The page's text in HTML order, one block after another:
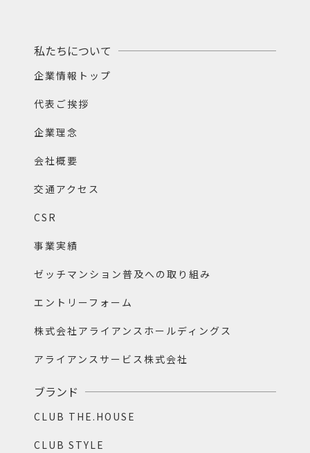
私たちについて
企業情報トップ
代表ご挨拶
企業理念
会社概要
交通アクセス
CSR
事業実績
ゼッチマンション普及への取り組み
エントリーフォーム
株式会社アライアンスホールディングス
アライアンスサービス株式会社
ブランド
CLUB THE.HOUSE
CLUB STYLE